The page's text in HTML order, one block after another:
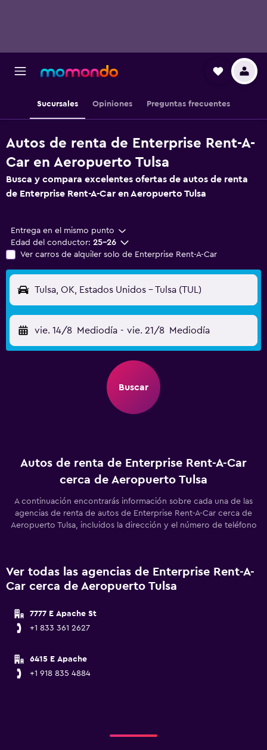
Sucursales Opiniones Preguntas frecuentes
Autos de renta de Enterprise Rent-A-
Car en Aeropuerto Tulsa
Busca y compara excelentes ofertas de autos de renta
de Enterprise Rent-A-Car en Aeropuerto Tulsa
Entrega en el mismo punto
Edad del conductor: 25-26
Ver carros de alquiler solo de Enterprise Rent-A-Car
Tulsa, OK, Estados Unidos - Tulsa (TUL)
vie. 14/8 Mediodía - vie. 21/8 Mediodía
Buscar
Autos de renta de Enterprise Rent-A-Car
cerca de Aeropuerto Tulsa
A continuación encontrarás información sobre cada una de las
agencias de renta de autos de Enterprise Rent-A-Car cerca de
Aeropuerto Tulsa, incluidos la dirección y el número de teléfono
Ver todas las agencias de Enterprise Rent-A-
Car cerca de Aeropuerto Tulsa
7777 E Apache St
+1 833 361 2627
6415 E Apache
+1 918 835 4884